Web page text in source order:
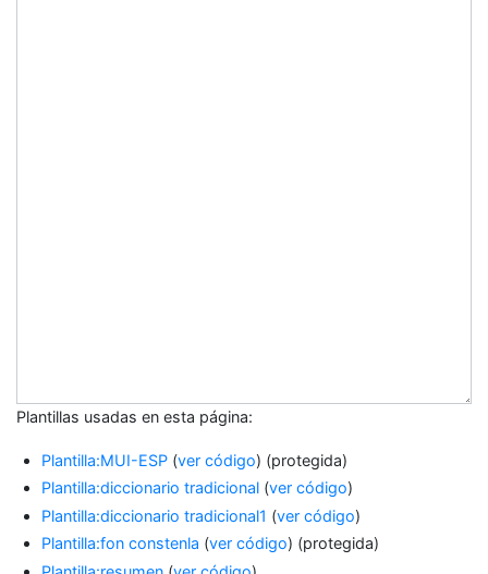
Plantillas usadas en esta página:
Plantilla:MUI-ESP (ver código) (protegida)
Plantilla:diccionario tradicional (ver código)
Plantilla:diccionario tradicional1 (ver código)
Plantilla:fon constenla (ver código) (protegida)